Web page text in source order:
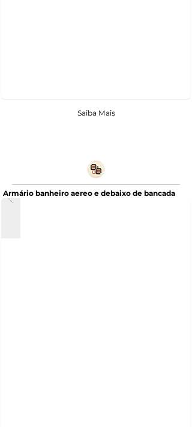
Saiba Mais
Armário banheiro aereo e debaixo de bancada